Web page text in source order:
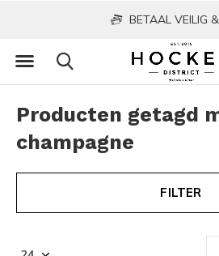
BETAAL VEILIG
Producten getagd
champagne
FILTER